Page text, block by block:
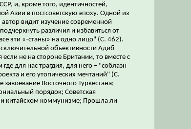
и, кроме того, идентичностей,
Азии в постсоветскую эпоху. Одной из
видит изучение современной
различия и избавиться от
эти «-станы» на одно лицо" (С. 462).
объективности Адиб
не на стороне Британии, то вместе с
для нас трагдия, для него – "соблазн
и его утопических мечтаний" (С.
Восточного Туркестана;
порядок; Советская
китайском коммунизме; Прошла ли